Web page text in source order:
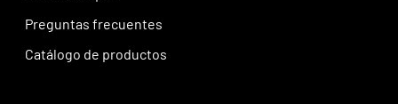
Preguntas frecuentes
Catálogo de productos